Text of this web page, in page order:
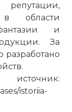
области
и
За
istoriia-